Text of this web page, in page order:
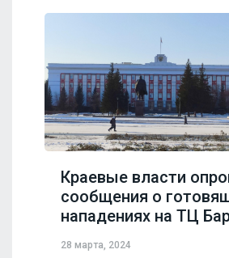
Краевые власти
сообщения о
нападениях на ТЦ
28 марта, 2024